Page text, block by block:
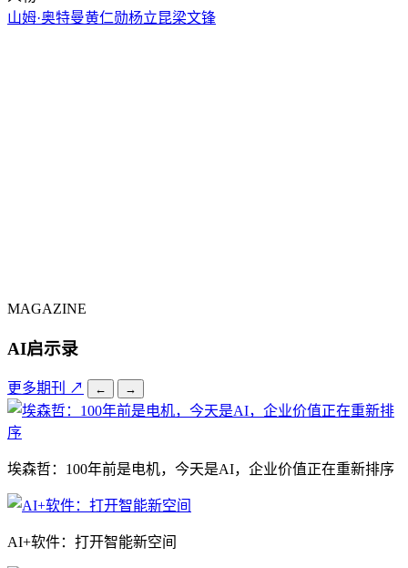
山姆·奥特曼黄仁勋杨立昆梁文锋
MAGAZINE
AI启示录
更多期刊 ↗ ← →
埃森哲：100年前是电机，今天是AI，企业价值正在重新排序
AI+软件：打开智能新空间